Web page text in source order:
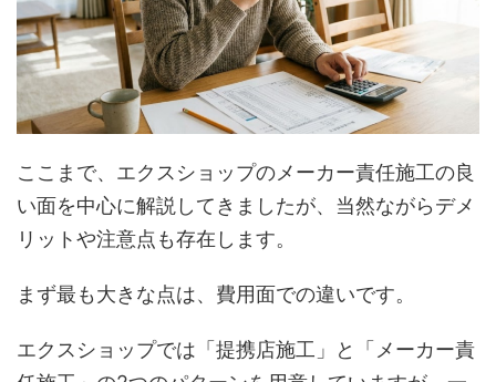
ここまで、エクスショップのメーカー責任施工の良
い面を中心に解説してきましたが、当然ながらデメ
リットや注意点も存在します。
まず最も大きな点は、費用面での違いです。
エクスショップでは「提携店施工」と「メーカー責